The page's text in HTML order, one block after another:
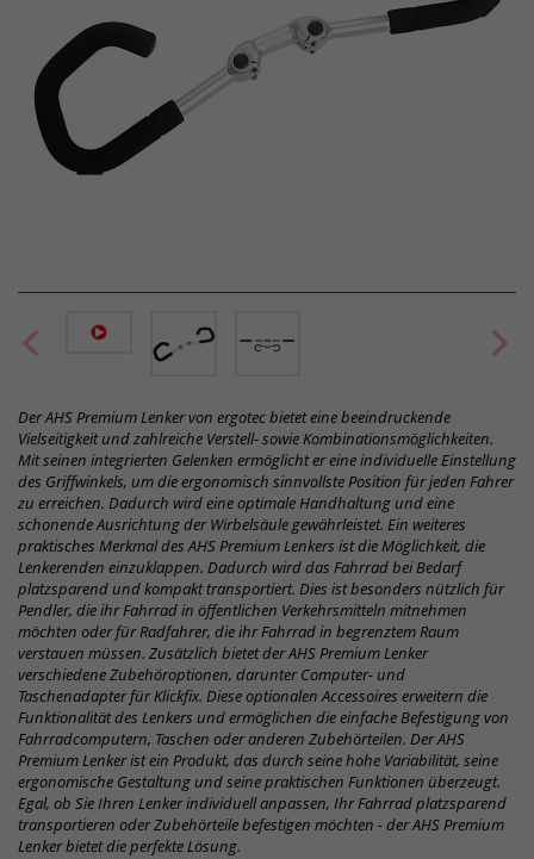
Der AHS Premium Lenker von ergotec bietet eine beeindruckende
Vielseitigkeit und zahlreiche Verstell- sowie Kombinationsmöglichkeiten.
Mit seinen integrierten Gelenken ermöglicht er eine individuelle Einstellung
des Griffwinkels, um die ergonomisch sinnvollste Position für jeden Fahrer
zu erreichen. Dadurch wird eine optimale Handhaltung und eine
schonende Ausrichtung der Wirbelsäule gewährleistet. Ein weiteres
praktisches Merkmal des AHS Premium Lenkers ist die Möglichkeit, die
Lenkerenden einzuklappen. Dadurch wird das Fahrrad bei Bedarf
platzsparend und kompakt transportiert. Dies ist besonders nützlich für
Pendler, die ihr Fahrrad in öffentlichen Verkehrsmitteln mitnehmen
möchten oder für Radfahrer, die ihr Fahrrad in begrenztem Raum
verstauen müssen. Zusätzlich bietet der AHS Premium Lenker
verschiedene Zubehöroptionen, darunter Computer- und
Taschenadapter für Klickfix. Diese optionalen Accessoires erweitern die
Funktionalität des Lenkers und ermöglichen die einfache Befestigung von
Fahrradcomputern, Taschen oder anderen Zubehörteilen. Der AHS
Premium Lenker ist ein Produkt, das durch seine hohe Variabilität, seine
ergonomische Gestaltung und seine praktischen Funktionen überzeugt.
Egal, ob Sie Ihren Lenker individuell anpassen, Ihr Fahrrad platzsparend
transportieren oder Zubehörteile befestigen möchten - der AHS Premium
Lenker bietet die perfekte Lösung.